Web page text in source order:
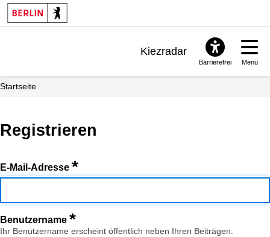
Kiezradar
Barrierefrei Menü
Startseite
Registrieren
E-Mail-Adresse *
Benutzername *
Ihr Benutzername erscheint öffentlich neben Ihren Beiträgen.